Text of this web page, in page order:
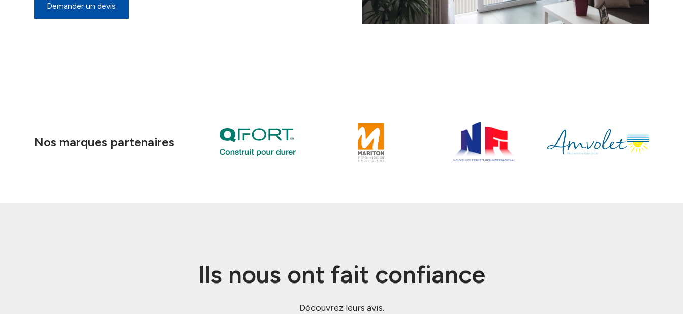
Demander un devis
Nos marques partenaires
Ils nous ont fait confiance
Découvrez leurs avis.